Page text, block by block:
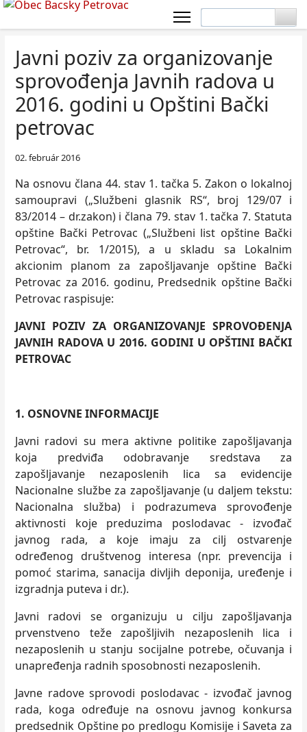
Javni poziv za organizovanje
sprovođenja Javnih radova u
2016. godini u Opštini Bački
petrovac
02. február 2016
Na osnovu člana 44. stav 1. tačka 5. Zakon o lokalnoj
samoupravi („Službeni glasnik RS“, broj 129/07 i
83/2014 – dr.zakon) i člana 79. stav 1. tačka 7. Statuta
opštine Bački Petrovac („Službeni list opštine Bački
Petrovac“, br. 1/2015), a u skladu sa Lokalnim
akcionim planom za zapošljavanje opštine Bački
Petrovac za 2016. godinu, Predsednik opštine Bački
Petrovac raspisuje:
JAVNI POZIV ZA ORGANIZOVANJE SPROVOĐENJA
JAVNIH RADOVA U 2016. GODINI U OPŠTINI BAČKI
PETROVAC
1. OSNOVNE INFORMACIJE
Javni radovi su mera aktivne politike zapošljavanja
koja predviđa odobravanje sredstava za
zapošljavanje nezaposlenih lica sa evidencije
Nacionalne službe za zapošljavanje (u daljem tekstu:
Nacionalna služba) i podrazumeva sprovođenje
aktivnosti koje preduzima poslodavac - izvođač
javnog rada, a koje imaju za cilj ostvarenje
određenog društvenog interesa (npr. prevencija i
pomoć starima, sanacija divljih deponija, uređenje i
izgradnja puteva i dr.).
Javni radovi se organizuju u cilju zapošljavanja
prvenstveno teže zapošljivih nezaposlenih lica i
nezaposlenih u stanju socijalne potrebe, očuvanja i
unapređenja radnih sposobnosti nezaposlenih.
Javne radove sprovodi poslodavac - izvođač javnog
rada, koga određuje na osnovu javnog konkursa
predsednik Opštine po predlogu Komisije i Saveta za